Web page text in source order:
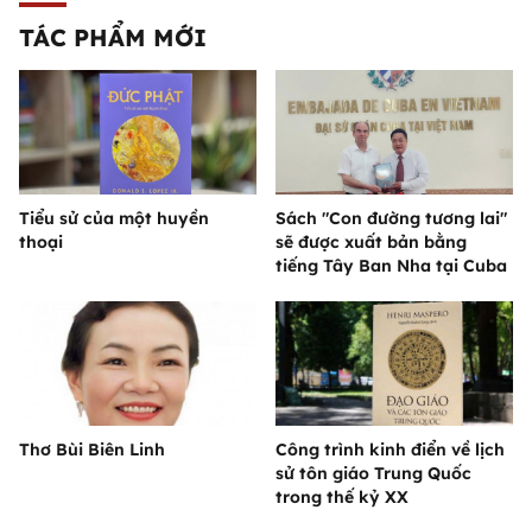
TÁC PHẨM MỚI
Tiểu sử của một huyền
thoại
Sách "Con đường tương lai"
sẽ được xuất bản bằng
tiếng Tây Ban Nha tại Cuba
Thơ Bùi Biên Linh
Công trình kinh điển về lịch
sử tôn giáo Trung Quốc
trong thế kỷ XX